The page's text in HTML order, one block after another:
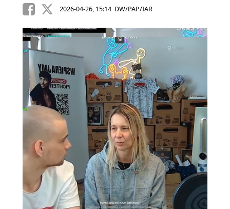
2026-04-26, 15:14 DW/PAP/IAR